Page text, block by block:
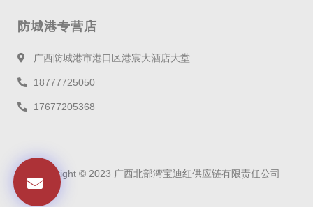
防城港专营店
广西防城港市港口区港宸大酒店大堂
18777725050
17677205368
Copyright © 2023 广西北部湾宝迪红供应链有限责任公司